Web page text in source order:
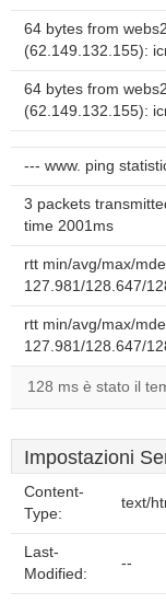
64 bytes from
(62.149.132.155):
64 bytes from
(62.149.132.155):
--- www. ping
3 packets
time 2001ms
rtt min/avg/max/
127.981/128.647/
rtt min/avg/max/
127.981/128.647/
128 ms è stato il
Impostazioni
Content-
Type:
text/
Last-
Modified:
--